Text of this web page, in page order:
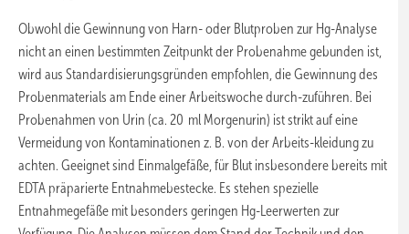
Obwohl die Gewinnung von Harn- oder Blutproben zur Hg-Analyse
nicht an einen bestimmten Zeitpunkt der Probenahme gebunden ist,
wird aus Standardisierungsgründen empfohlen, die Gewinnung des
Probenmaterials am Ende einer Arbeitswoche durch-zuführen. Bei
Probenahmen von Urin (ca. 20 ml Morgenurin) ist strikt auf eine
Vermeidung von Kontaminationen z. B. von der Arbeits-kleidung zu
achten. Geeignet sind Einmalgefäße, für Blut insbesondere bereits mit
EDTA präparierte Entnahmebestecke. Es stehen spezielle
Entnahmegefäße mit besonders geringen Hg-Leerwerten zur